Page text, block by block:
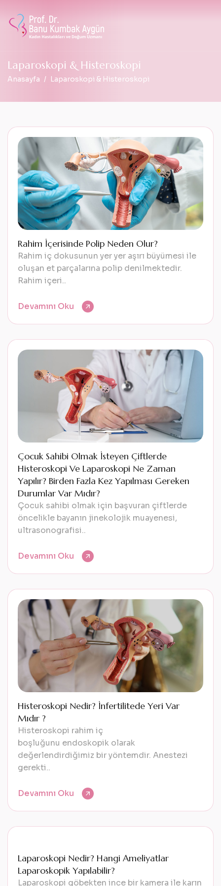
Laparoskopi & Histeroskopi
Anasayfa Laparoskopi & Histeroskopi
Rahim İçerisinde Polip Neden Olur?
Rahim iç dokusunun yer yer aşırı büyümesi ile
oluşan et parçalarına polip denilmektedir.
Rahim içeri..
Devamını Oku
Çocuk Sahibi Olmak İsteyen Çiftlerde
Histeroskopi Ve Laparoskopi Ne Zaman
Yapılır? Birden Fazla Kez Yapılması Gereken
Durumlar Var Mıdır?
Çocuk sahibi olmak için başvuran çiftlerde
öncelikle bayanın jinekolojik muayenesi,
ultrasonografisi..
Devamını Oku
Histeroskopi Nedir? İnfertilitede Yeri Var
Mıdır ?
Histeroskopi rahim iç
boşluğunu endoskopik olarak
değerlendirdiğimiz bir yöntemdir. Anestezi
gerekti..
Devamını Oku
Laparoskopi Nedir? Hangi Ameliyatlar
Laparoskopik Yapılabilir?
Laparoskopi göbekten ince bir kamera ile karın